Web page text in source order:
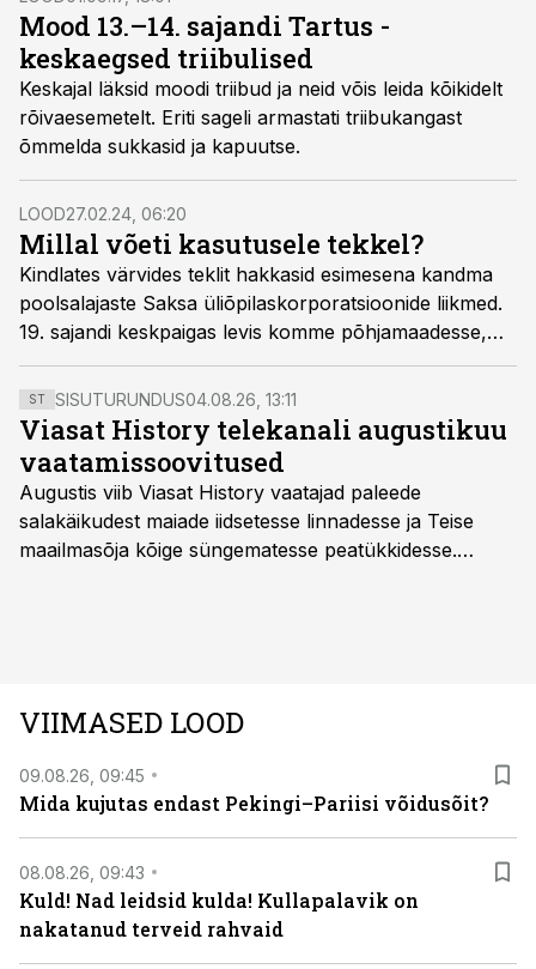
Mood 13.–14. sajandi Tartus -
keskaegsed triibulised
Keskajal läksid moodi triibud ja neid võis leida kõikidelt
rõivaesemetelt. Eriti sageli armastati triibukangast
õmmelda sukkasid ja kapuutse.
LOOD27.02.24, 06:20
Millal võeti kasutusele tekkel?
Kindlates värvides teklit hakkasid esimesena kandma
poolsalajaste Saksa üliõpilaskorporatsioonide liikmed.
19. sajandi keskpaigas levis komme põhjamaadesse,
kus võeti kasutusele ka üldine tekkel.
ST SISUTURUNDUS04.08.26, 13:11
Viasat History telekanali augustikuu
vaatamissoovitused
Augustis viib Viasat History vaatajad paleede
salakäikudest maiade iidsetesse linnadesse ja Teise
maailmasõja kõige süngematesse peatükkidesse.
viasathistory.eu/ee
VIIMASED LOOD
09.08.26, 09:45
Mida kujutas endast Pekingi–Pariisi võidusõit?
08.08.26, 09:43
Kuld! Nad leidsid kulda! Kullapalavik on
nakatanud terveid rahvaid